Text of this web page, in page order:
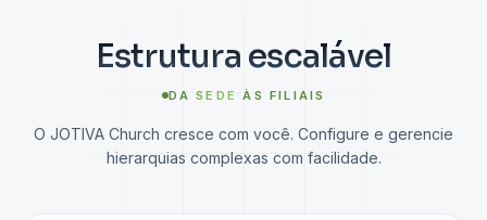
Estrutura escalável
DA SEDE ÀS FILIAIS
O JOTIVA Church cresce com você. Configure e gerencie
hierarquias complexas com facilidade.